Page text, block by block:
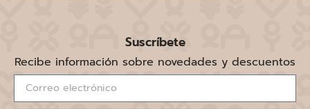
Suscríbete
Recibe información sobre novedades y descuentos